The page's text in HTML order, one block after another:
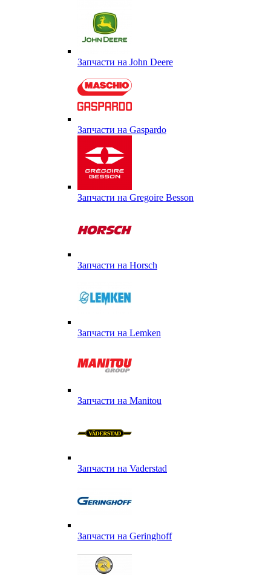
Запчасти на John Deere
Запчасти на Gaspardo
Запчасти на Gregoire Besson
Запчасти на Horsch
Запчасти на Lemken
Запчасти на Manitou
Запчасти на Vaderstad
Запчасти на Geringhoff